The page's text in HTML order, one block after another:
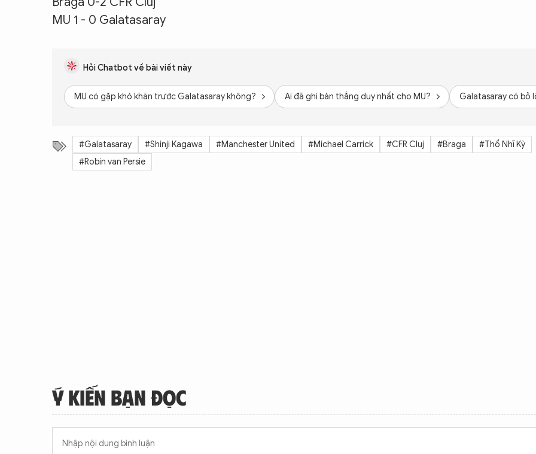
MU 1 - 0 Galatasaray
Hỏi Chatbot về bài viết này
MU có gặp khó khăn trước Galatasaray không? Ai đã ghi bàn thắng duy nhất cho MU? Galatasaray có bỏ
#Galatasaray #Shinji Kagawa #Manchester United #Michael Carrick #CFR Cluj #Braga
#Thổ Nhĩ Kỳ
#Robin van Persie
Ý KIẾN BẠN ĐỌC